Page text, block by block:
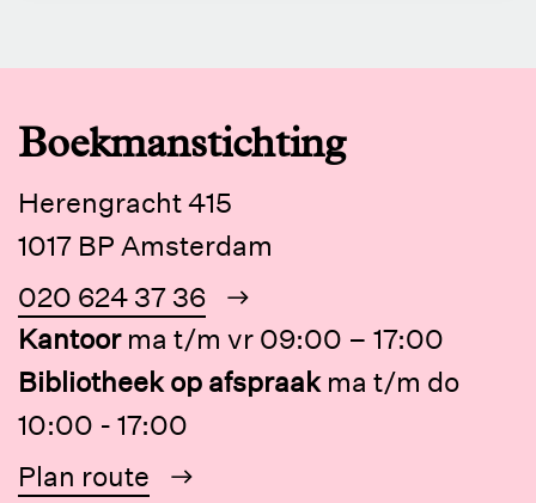
Boekmanstichting
Herengracht 415
1017 BP Amsterdam
020 624 37 36
Kantoor ma t/m vr 09:00 – 17:00
Bibliotheek op afspraak ma t/m do
10:00 - 17:00
Plan route